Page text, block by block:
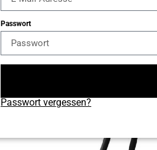
Passwort
Passwort vergessen?